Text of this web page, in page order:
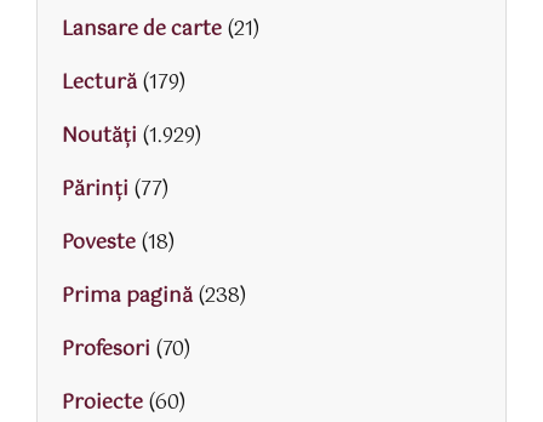
Lansare de carte(21)
Lectură(179)
Noutăți (1.929)
Părinţi (77)
Poveste(18)
Prima pagină(238)
Profesori (70)
Proiecte(60)